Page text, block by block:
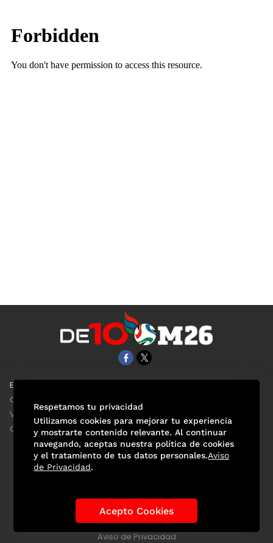
EL UNIVERSAL
Clase
ViveUSA
Confabulario
Historia de los Mundiales Lo viral Anécdotas Mundialistas
Las Figuras Tendencias Directorio
Aviso de Privacidad
Respetamos tu privacidad
Utilizamos cookies para mejorar tu experiencia
y mostrarte contenido relevante. Al continuar
navegando, aceptas nuestra política de cookies
y el tratamiento de tus datos personales.Aviso
de Privacidad.
Acepto Cookies